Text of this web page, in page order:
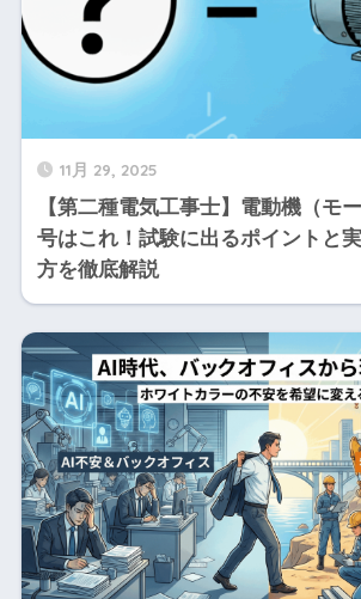
11月 29, 2025
【第二種電気工事士】電動機（モ
号はこれ！試験に出るポイントと
方を徹底解説